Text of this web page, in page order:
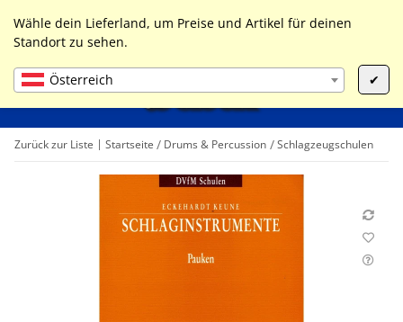
Wähle dein Lieferland, um Preise und Artikel für deinen
Standort zu sehen.
Österreich ✔
Liste ist leer
Zurück zur Liste Startseite Drums & Percussion Schlagzeugschulen